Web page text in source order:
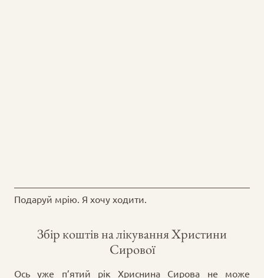
Подаруй мрію. Я хочу ходити.
Збір коштів на лікування Христини
Сирової
Ось уже п’ятий рік Хриснина Сирова не може